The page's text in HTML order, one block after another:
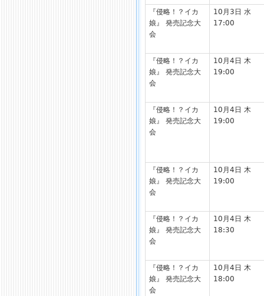
『侵略！？イカ
娘』 発売記念大
会
10月3日 水
17:00
『侵略！？イカ
娘』 発売記念大
会
10月4日 木
19:00
『侵略！？イカ
娘』 発売記念大
会
10月4日 木
19:00
『侵略！？イカ
娘』 発売記念大
会
10月4日 木
19:00
『侵略！？イカ
娘』 発売記念大
会
10月4日 木
18:30
『侵略！？イカ
娘』 発売記念大
会
10月4日 木
18:00